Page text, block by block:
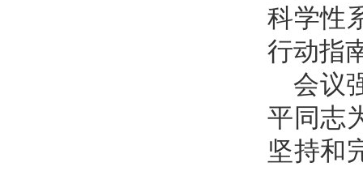
科学性
行动指
会议
平同志
坚持和